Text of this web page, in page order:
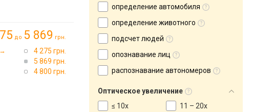
до 5 869 грн.
→ 4 275 грн.
5 869 грн.
4 800 грн.
определение автомобиля
определение животного
подсчет людей
опознавание лиц
распознавание автономеров
Оптическое увеличение
≤ 10x
11 – 20x